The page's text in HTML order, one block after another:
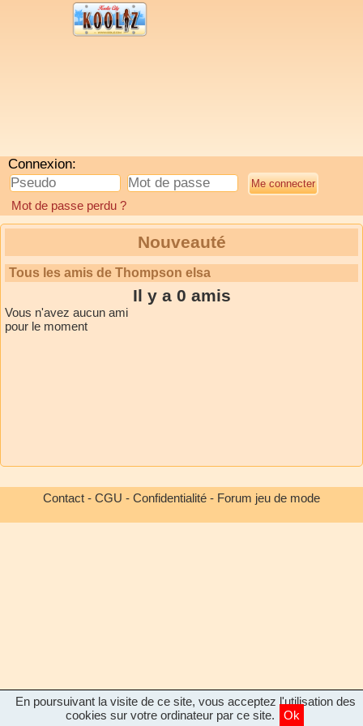
Connexion:
Mot de passe perdu ?
Nouveauté
Tous les amis de Thompson elsa
Il y a 0 amis
Vous n'avez aucun ami
pour le moment
Contact - CGU - Confidentialité - Forum jeu de mode
En poursuivant la visite de ce site, vous acceptez l'utilisation des
cookies sur votre ordinateur par ce site.
Ok